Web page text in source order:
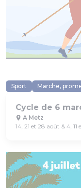
Sport Marche,
Cycle de 6
A Metz
14, 21 et 28 août & 4,